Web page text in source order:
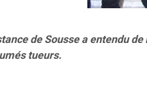
de Sousse a entendu
tueurs.